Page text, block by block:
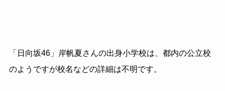
「日向坂46」岸帆夏さんの出身小学校は、都内の公立校
のようですが校名などの詳細は不明です。